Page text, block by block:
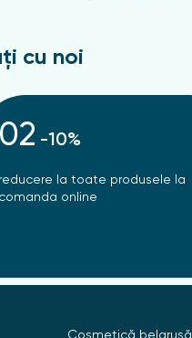
cu noi
02 -10%
reducere la toate produsele la
comanda online
Cosmetică belarusă